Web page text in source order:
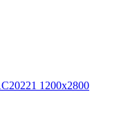
1200х2800